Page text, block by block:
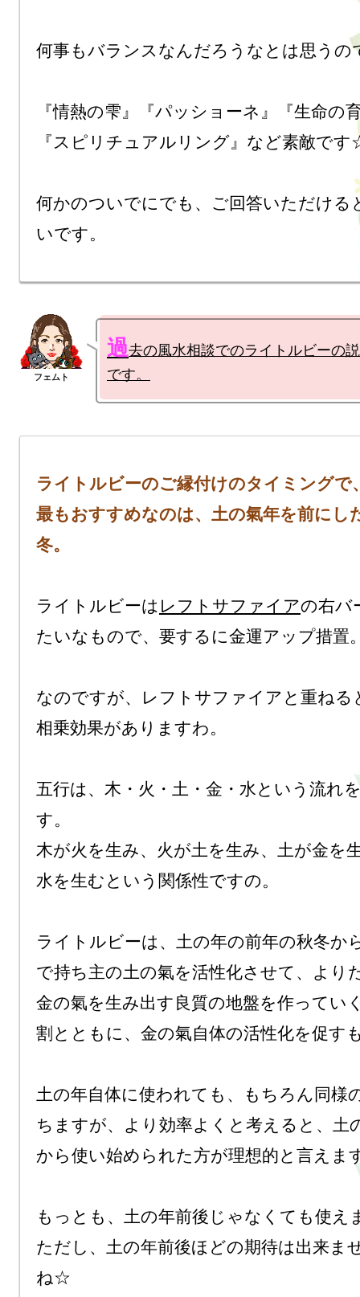
何事もバランスなんだろうなとは思う
『情熱の雫』『パッショーネ』『生命の
『スピリチュアルリング』など素敵で
何かのついでにでも、ご回答いただける
過去の風水相談でのライトルビーの
です。
ライトルビーのご縁付けのタイミングで
最もおすすめなのは、土の氣年を前にし
冬。
ライトルビーは レフトサファイアの右バ
たいなもので、要するに金運アップ措置
なのですが、レフトサファイアと重ねる
相乗効果がありますわ。
五行は、木・火・土・金・水という流れ
す。
木が火を生み、火が土を生み、土が金を
水を生むという関係性ですの。
ライトルビーは、土の年の前年の秋冬か
で持ち主の土の氣を活性化させて、より
金の氣を生み出す良質の地盤を作ってい
割とともに、金の氣自体の活性化を促す
土の年自体に使われても、もちろん同様
ちますが、より効率よくと考えると、土
から使い始められた方が理想的と言えま
もっとも、土の年前後じゃなくても使え
ただし、土の年前後ほどの期待は出来ま
ね☆